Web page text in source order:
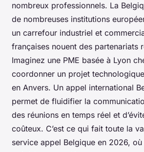
nombreux professionnels. La
de nombreuses institutions
un carrefour industriel et
françaises nouent des partenariats
Imaginez une PME basée à Lyon
coordonner un projet
en Anvers. Un appel international
permet de fluidifier la
des réunions en temps réel et
coûteux. C’est ce qui fait toute la
service appel Belgique en 2026,